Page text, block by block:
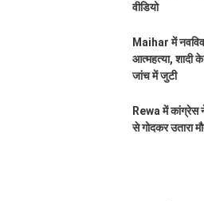
वीडियो
Maihar में
आत्महत्या, शादी
जांच में जुटी
Rewa में कांग्रेस
से गोदकर उतारा